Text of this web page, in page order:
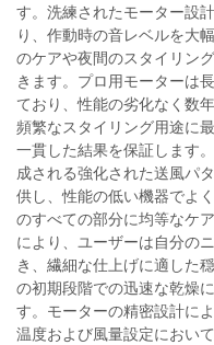
す。洗練されたモーター設
り、作動時の音レベルを大
のケアや夜間のスタイリン
きます。プロ用モーターは
ており、性能の劣化なく数
頻繁なスタイリング用途に
一貫した結果を保証します
成される強化された送風パ
供し、性能の低い機器でよ
のすべての部分に均等なケ
により、ユーザーは自分の
き、繊細な仕上げに適した
の初期段階での迅速な乾燥
す。モーターの精密設計に
温度および風量設定におい